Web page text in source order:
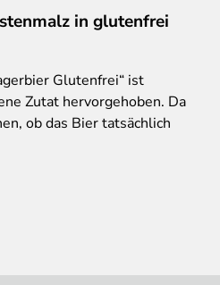
in glutenfrei
Glutenfrei“ ist
Zutat hervorgehoben. Da
ob das Bier tatsächlich